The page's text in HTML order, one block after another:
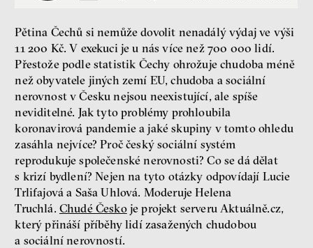
konzervatismus: mapa
současných vztahů a online
seznamek
Terézia Ferjančeková, Petr
Bittner
rozhovor
láska technologie
Nová pravidla – o světě
pro jedno procento
Pětina Čechů si nemůže dovolit nenadálý výdaj ve výši
11 200 Kč. V exekuci je u nás více než 700 000 lidí.
Přestože podle statistik Čechy ohrožuje chudoba méně
než obyvatele jiných zemí EU, chudoba a sociální
nerovnost v Česku nejsou neexistující, ale spíše
neviditelné. Jak tyto problémy prohloubila
koronavirová pandemie a jaké skupiny v tomto ohledu
zasáhla nejvíce? Proč český sociální systém
reprodukuje společenské nerovnosti? Co se dá dělat
s krizí bydlení? Nejen na tyto otázky odpovídají Lucie
Trlifajová a Saša Uhlová. Moderuje Helena
Truchlá. Chudé Českoje projekt serveru Aktuálně.cz,
který přináší příběhy lidí zasažených chudobou
a sociální nerovností.